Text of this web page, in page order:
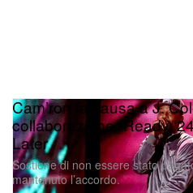
Cam’ron fa causa a J.
collaborazione “Ready
Later
Sostiene di non essere stato
mantenuto l’accordo.